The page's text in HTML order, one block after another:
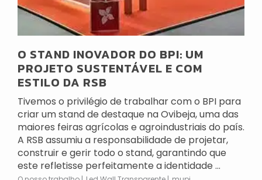
O STAND INOVADOR DO BPI: UM
PROJETO SUSTENTÁVEL E COM
ESTILO DA RSB
Tivemos o privilégio de trabalhar com o BPI para
criar um stand de destaque na Ovibeja, uma das
maiores feiras agrícolas e agroindustriais do país.
A RSB assumiu a responsabilidade de projetar,
construir e gerir todo o stand, garantindo que
este refletisse perfeitamente a identidade ...